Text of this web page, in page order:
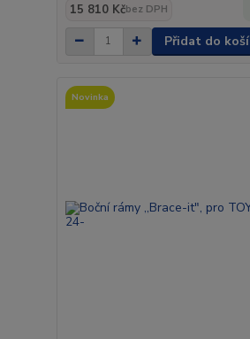
15 810 Kčbez DPH
Přidat do
Novinka